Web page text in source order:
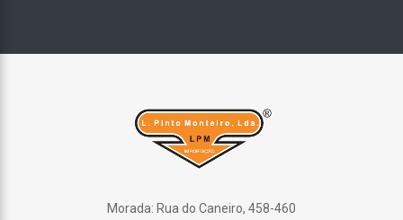
Morada: Rua do Caneiro, 458-460